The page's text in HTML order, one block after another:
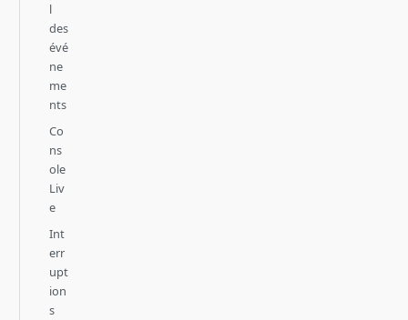
l
des
évé
ne
me
nts
Co
ns
ole
Liv
e
Int
err
upt
ion
s